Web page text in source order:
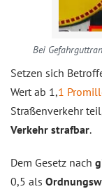
Bei
Setzen sich
Wert ab 1,1
Straßenverkehr
Verkehr strafbar.
Dem Gesetz nach
0,5 als